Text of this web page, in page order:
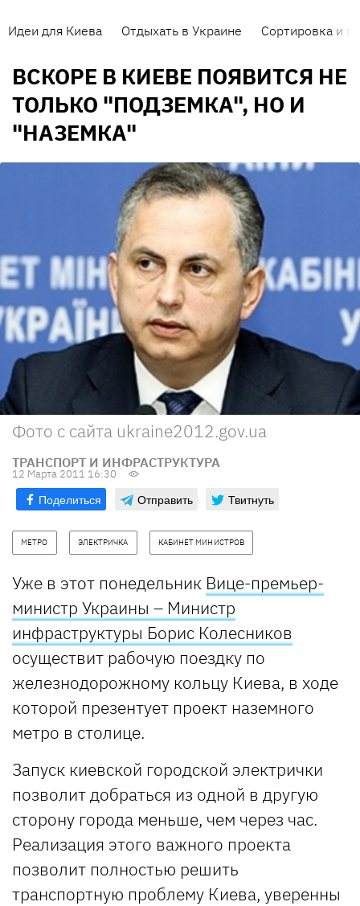
Идеи для Киева Отдыхать в Украине Сортировка и
ВСКОРЕ В КИЕВЕ ПОЯВИТСЯ НЕ
ТОЛЬКО "ПОДЗЕМКА", НО И
"НАЗЕМКА"
Фото с сайта ukraine2012.gov.ua
ТРАНСПОРТ И ИНФРАСТРУКТУРА
12 Марта 2011 16:30
Поделиться Отправить Твитнуть
МЕТРО ЭЛЕКТРИЧКА КАБИНЕТ МИНИСТРОВ
Уже в этот понедельник Вице-премьер-
министр Украины – Министр
инфраструктуры Борис Колесников
осуществит рабочую поездку по
железнодорожному кольцу Киева, в ходе
которой презентует проект наземного
метро в столице.
Запуск киевской городской электрички
позволит добраться из одной в другую
сторону города меньше, чем через час.
Реализация этого важного проекта
позволит полностью решить
транспортную проблему Киева, уверенны